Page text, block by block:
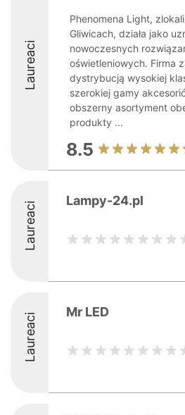
Laureaci
Phenomena Light,
Gliwicach, działa jako
nowoczesnych
oświetleniowych. Firma
dystrybucją wysokiej
szerokiej gamy
obszerny asortyment
produkty ...
8.5
Laureaci Lampy-24.pl
Laureaci Mr LED